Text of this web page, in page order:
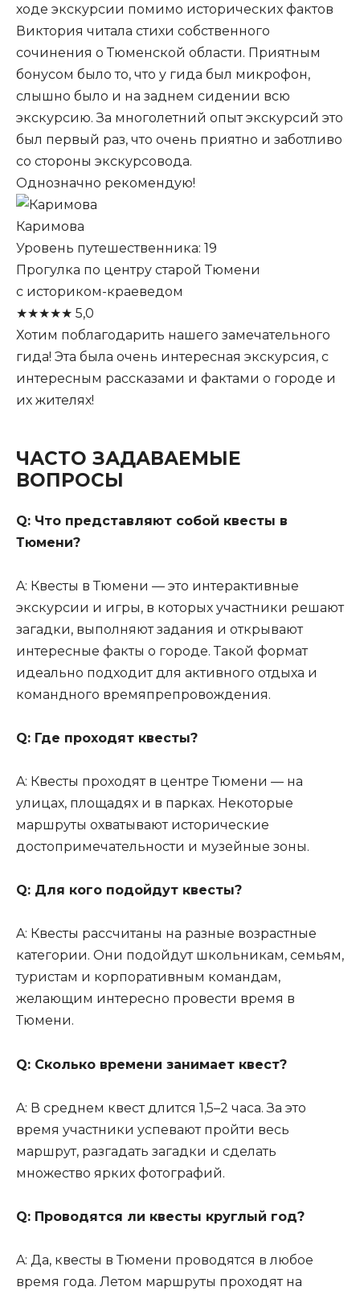
ходе экскурсии помимо исторических фактов
Виктория читала стихи собственного
сочинения о Тюменской области. Приятным
бонусом было то, что у гида был микрофон,
слышно было и на заднем сидении всю
экскурсию. За многолетний опыт экскурсий это
был первый раз, что очень приятно и заботливо
со стороны экскурсовода.
Однозначно рекомендую!
Каримова
Уровень путешественника: 19
Прогулка по центру старой Тюмени
с историком-краеведом
★★★★★ 5,0
Хотим поблагодарить нашего замечательного
гида! Эта была очень интересная экскурсия, с
интересным рассказами и фактами о городе и
их жителях!
ЧАСТО ЗАДАВАЕМЫЕ
ВОПРОСЫ
Q: Что представляют собой квесты в
Тюмени?
A: Квесты в Тюмени — это интерактивные
экскурсии и игры, в которых участники решают
загадки, выполняют задания и открывают
интересные факты о городе. Такой формат
идеально подходит для активного отдыха и
командного времяпрепровождения.
Q: Где проходят квесты?
A: Квесты проходят в центре Тюмени — на
улицах, площадях и в парках. Некоторые
маршруты охватывают исторические
достопримечательности и музейные зоны.
Q: Для кого подойдут квесты?
A: Квесты рассчитаны на разные возрастные
категории. Они подойдут школьникам, семьям,
туристам и корпоративным командам,
желающим интересно провести время в
Тюмени.
Q: Сколько времени занимает квест?
A: В среднем квест длится 1,5–2 часа. За это
время участники успевают пройти весь
маршрут, разгадать загадки и сделать
множество ярких фотографий.
Q: Проводятся ли квесты круглый год?
A: Да, квесты в Тюмени проводятся в любое
время года. Летом маршруты проходят на